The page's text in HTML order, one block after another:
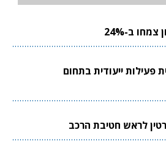
ב-24%
ייעודית בתחום
לראש חטיבת הרכב